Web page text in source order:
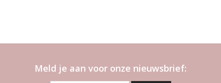
Meld je aan voor onze nieuwsbrief: